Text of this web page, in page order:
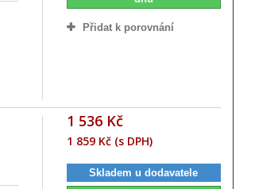
Přidat k porovnání
1 536 Kč
1 859 Kč (s DPH)
Skladem u dodavatele